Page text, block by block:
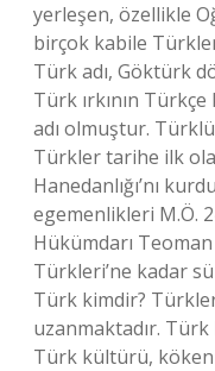
yerleşen, özellikle
birçok kabile Türkler
Türk adı, Göktürk
Türk ırkının
adı olmuştur.
Türkler tarihe ilk
Hanedanlığı’nı
egemenlikleri M.Ö.
Hükümdarı
Türkleri’ne kadar
Türk kimdir?
uzanmaktadır.
Türk kültürü,